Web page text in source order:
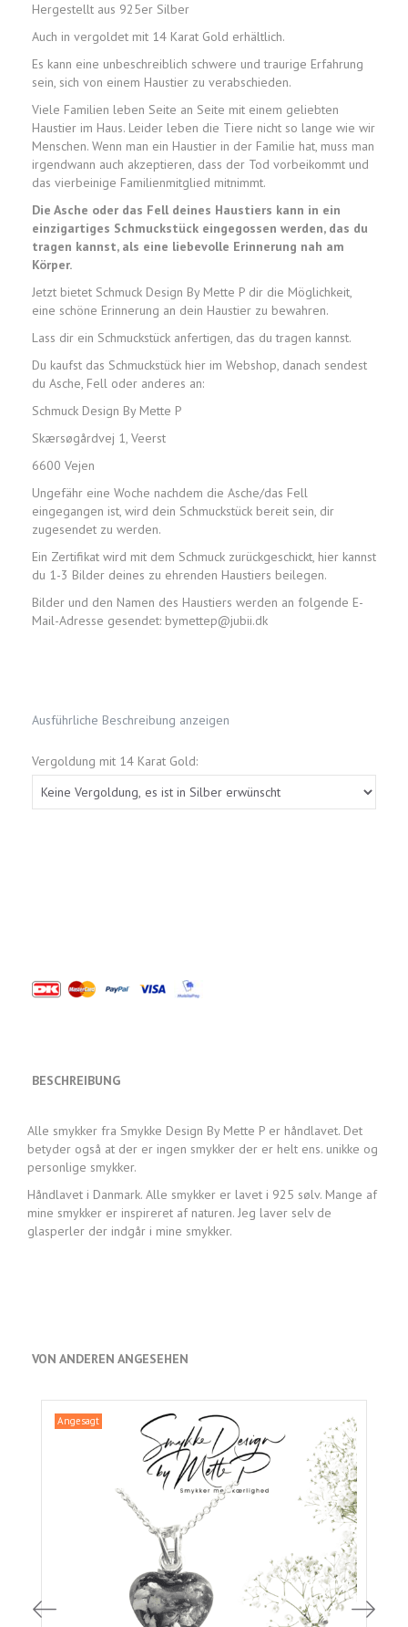
Hergestellt aus 925er Silber
Auch in vergoldet mit 14 Karat Gold erhältlich.
Es kann eine unbeschreiblich schwere und traurige Erfahrung
sein, sich von einem Haustier zu verabschieden.
Viele Familien leben Seite an Seite mit einem geliebten
Haustier im Haus. Leider leben die Tiere nicht so lange wie wir
Menschen. Wenn man ein Haustier in der Familie hat, muss man
irgendwann auch akzeptieren, dass der Tod vorbeikommt und
das vierbeinige Familienmitglied mitnimmt.
Die Asche oder das Fell deines Haustiers kann in ein
einzigartiges Schmuckstück eingegossen werden, das du
tragen kannst, als eine liebevolle Erinnerung nah am
Körper.
Jetzt bietet Schmuck Design By Mette P dir die Möglichkeit,
eine schöne Erinnerung an dein Haustier zu bewahren.
Lass dir ein Schmuckstück anfertigen, das du tragen kannst.
Du kaufst das Schmuckstück hier im Webshop, danach sendest
du Asche, Fell oder anderes an:
Schmuck Design By Mette P
Skærsøgårdvej 1, Veerst
6600 Vejen
Ungefähr eine Woche nachdem die Asche/das Fell
eingegangen ist, wird dein Schmuckstück bereit sein, dir
zugesendet zu werden.
Ein Zertifikat wird mit dem Schmuck zurückgeschickt, hier kannst
du 1-3 Bilder deines zu ehrenden Haustiers beilegen.
Bilder und den Namen des Haustiers werden an folgende E-
Mail-Adresse gesendet: bymettep@jubii.dk
Ausführliche Beschreibung anzeigen
Vergoldung mit 14 Karat Gold:
BESCHREIBUNG
Alle smykker fra Smykke Design By Mette P er håndlavet. Det
betyder også at der er ingen smykker der er helt ens. unikke og
personlige smykker.
Håndlavet i Danmark. Alle smykker er lavet i 925 sølv. Mange af
mine smykker er inspireret af naturen. Jeg laver selv de
glasperler der indgår i mine smykker.
VON ANDEREN ANGESEHEN
Angesagt